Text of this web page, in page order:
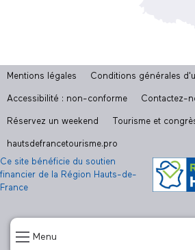
Menu
Mentions légales Conditions générales
Accessibilité : non-conforme Contactez-
Réservez un weekend Tourisme et
hautsdefrancetourisme.pro
Ce site bénéficie du soutien
financier de la Région Hauts-de-
France